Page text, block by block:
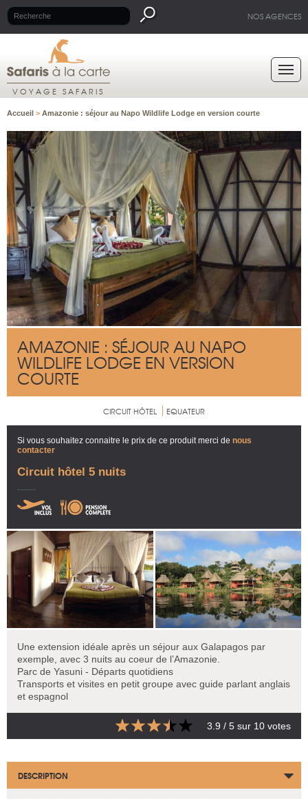
NOS AGENCES
VOYAGE SAFARIS
Accueil > Amazonie : séjour au Napo Wildlife Lodge en version courte
AMAZONIE : SÉJOUR AU NAPO
WILDLIFE LODGE EN VERSION
COURTE
CIRCUIT HÔTEL EQUATEUR
Si vous souhaitez connaitre le prix de ce produit merci de nous
contacter
Circuit hôtel 5 nuits
Une extension idéale après un séjour aux Galapagos par
exemple, avec 3 nuits au coeur de l’Amazonie.
Parc de Yasuni - Départs quotidiens
Transports et visites en petit groupe avec guide parlant anglais
et espagnol
3.9 / 5 sur 10 votes
DESCRIPTION